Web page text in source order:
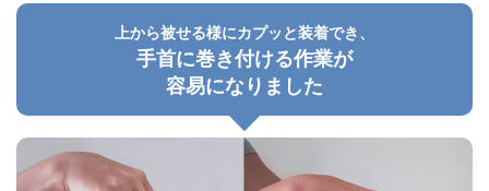
上から被せる様にカプッと装着でき、
手首に巻き付ける作業が
容易になりました